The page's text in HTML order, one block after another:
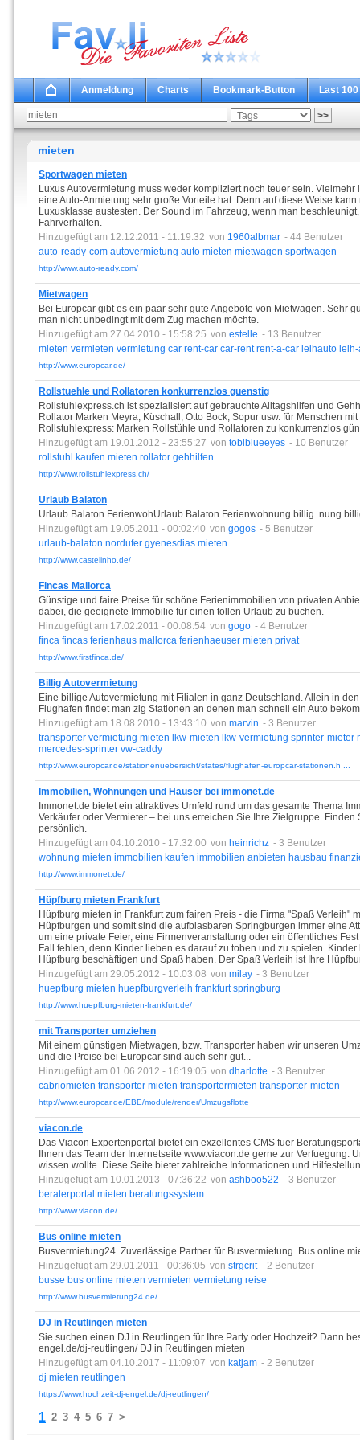
Anmeldung Charts Bookmark-Button Last 100
mieten
Sportwagen mieten
Luxus Autovermietung muss weder kompliziert noch teuer sein. Vielmehr
eine Auto-Anmietung sehr große Vorteile hat. Denn auf diese Weise
Luxusklasse austesten. Der Sound im Fahrzeug, wenn man
Fahrverhalten.
Hinzugefügt am 12.12.2011 - 11:19:32 von 1960albmar - 44 Benutzer
auto-ready-com autovermietung auto mieten mietwagen sportwagen
http://www.auto-ready.com/
Mietwagen
Bei Europcar gibt es ein paar sehr gute Angebote von Mietwagen. Sehr
man nicht unbedingt mit dem Zug machen möchte.
Hinzugefügt am 27.04.2010 - 15:58:25 von estelle - 13 Benutzer
mieten vermieten vermietung car rent-car car-rent rent-a-car leihauto
http://www.europcar.de/
Rollstuehle und Rollatoren konkurrenzlos guenstig
Rollstuhlexpress.ch ist spezialisiert auf gebrauchte Alltagshilfen und
Rollator Marken Meyra, Küschall, Otto Bock, Sopur usw. für Menschen
Rollstuhlexpress: Marken Rollstühle und Rollatoren zu konkurrenzlos
Hinzugefügt am 19.01.2012 - 23:55:27 von tobiblueeyes - 10 Benutzer
rollstuhl
kaufen mieten rollator gehhilfen
http://www.rollstuhlexpress.ch/
Urlaub Balaton
Urlaub Balaton FerienwohUrlaub Balaton Ferienwohnung billig .nung
Hinzugefügt am 19.05.2011 - 00:02:40 von gogos - 5 Benutzer
urlaub-balaton nordufer gyenesdias mieten
http://www.castelinho.de/
Fincas Mallorca
Günstige und faire Preise für schöne Ferienimmobilien von privaten
dabei, die geeignete Immobilie für einen tollen Urlaub zu buchen.
Hinzugefügt am 17.02.2011 - 00:08:54 von gogo - 4 Benutzer
finca fincas ferienhaus mallorca ferienhaeuser mieten privat
http://www.firstfinca.de/
Billig Autovermietung
Eine billige Autovermietung mit Filialen in ganz Deutschland. Allein in
Flughafen findet man zig Stationen an denen man schnell ein Auto
Hinzugefügt am 18.08.2010 - 13:43:10 von marvin - 3 Benutzer
transporter vermietung mieten lkw-mieten lkw-vermietung sprinter-mieter
mercedes-sprinter vw-caddy
http://www.europcar.de/stationenuebersicht/states/flughafen-europcar-stationen.h ...
Immobilien, Wohnungen und Häuser bei immonet.de
Immonet.de bietet ein attraktives Umfeld rund um das gesamte Thema
Verkäufer oder Vermieter – bei uns erreichen Sie Ihre Zielgruppe.
persönlich.
Hinzugefügt am 04.10.2010 - 17:32:00 von heinrichz - 3 Benutzer
wohnung mieten immobilien kaufen immobilien anbieten hausbau
http://www.immonet.de/
Hüpfburg mieten Frankfurt
Hüpfburg mieten in Frankfurt zum fairen Preis - die Firma "Spaß Verleih"
Hüpfburgen und somit sind die aufblasbaren Springburgen immer eine
um eine private Feier, eine Firmenveranstaltung oder ein öffentliches
Fall fehlen, denn Kinder lieben es darauf zu toben und zu spielen.
Hüpfburg beschäftigen und Spaß haben. Der Spaß Verleih ist Ihre
Hinzugefügt am 29.05.2012 - 10:03:08 von milay - 3 Benutzer
huepfburg mieten huepfburgverleih frankfurt springburg
http://www.huepfburg-mieten-frankfurt.de/
mit Transporter umziehen
Mit einem günstigen Mietwagen, bzw. Transporter haben wir unseren
und die Preise bei Europcar sind auch sehr gut...
Hinzugefügt am 01.06.2012 - 16:19:05 von dharlotte - 3 Benutzer
cabriomieten transporter mieten transportermieten transporter-mieten
http://www.europcar.de/EBE/module/render/Umzugsflotte
viacon.de
Das Viacon Expertenportal bietet ein exzellentes CMS fuer
Ihnen das Team der Internetseite www.viacon.de gerne zur Verfuegung.
wissen wollte. Diese Seite bietet zahlreiche Informationen und
Hinzugefügt am 10.01.2013 - 07:36:22 von ashboo522 - 3 Benutzer
beraterportal mieten beratungssystem
http://www.viacon.de/
Bus online mieten
Busvermietung24. Zuverlässige Partner für Busvermietung. Bus online
Hinzugefügt am 29.01.2011 - 00:36:05 von strgcrit - 2 Benutzer
busse bus online mieten vermieten vermietung reise
http://www.busvermietung24.de/
DJ in Reutlingen mieten
Sie suchen einen DJ in Reutlingen für Ihre Party oder Hochzeit? Dann
engel.de/dj-reutlingen/ DJ in Reutlingen mieten
Hinzugefügt am 04.10.2017 - 11:09:07 von katjam - 2 Benutzer
dj mieten reutlingen
https://www.hochzeit-dj-engel.de/dj-reutlingen/
1 2 3 4 5 6 7 >